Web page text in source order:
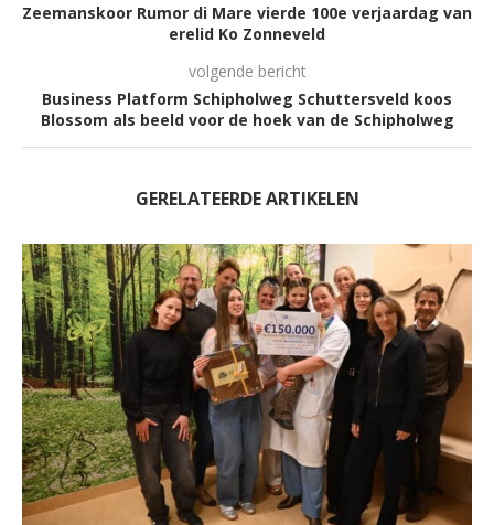
Zeemanskoor Rumor di Mare vierde 100e verjaardag van
erelid Ko Zonneveld
volgende bericht
Business Platform Schipholweg Schuttersveld koos
Blossom als beeld voor de hoek van de Schipholweg
GERELATEERDE ARTIKELEN